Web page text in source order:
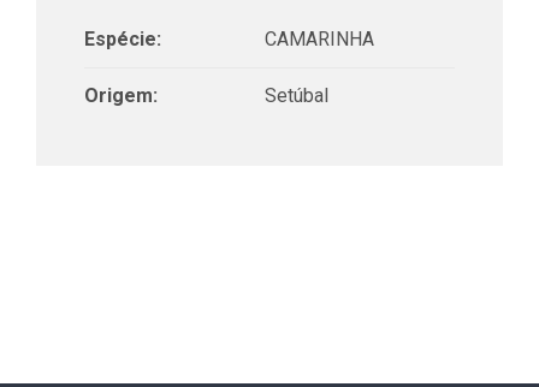
Espécie: CAMARINHA
Origem: Setúbal